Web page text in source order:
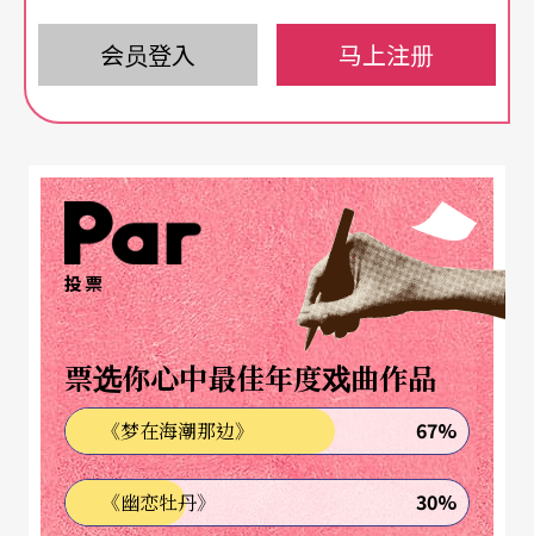
说来也怪，就这么一个并没有什么名胜古迹和奇珍
异宝，只有人工仿造的景区和演出，凭什么就酿成
在哪里呢？出品方的回答也很妙，就两个字：耿
直。
能用真的，就绝不用假的
那么，它到底有多耿直呢？一张六十元的门票就能
看七十场演出，从水浒、岳飞到白眉大侠、精武
门，只要和宋朝或武术沾点边，就都能看到，而且
场场都是硬实力、真功夫。
会员登入 马上注册
投票
票选你心中最佳年度戏曲作品
《梦在海潮那边》 67%
《幽恋牡丹》 30%